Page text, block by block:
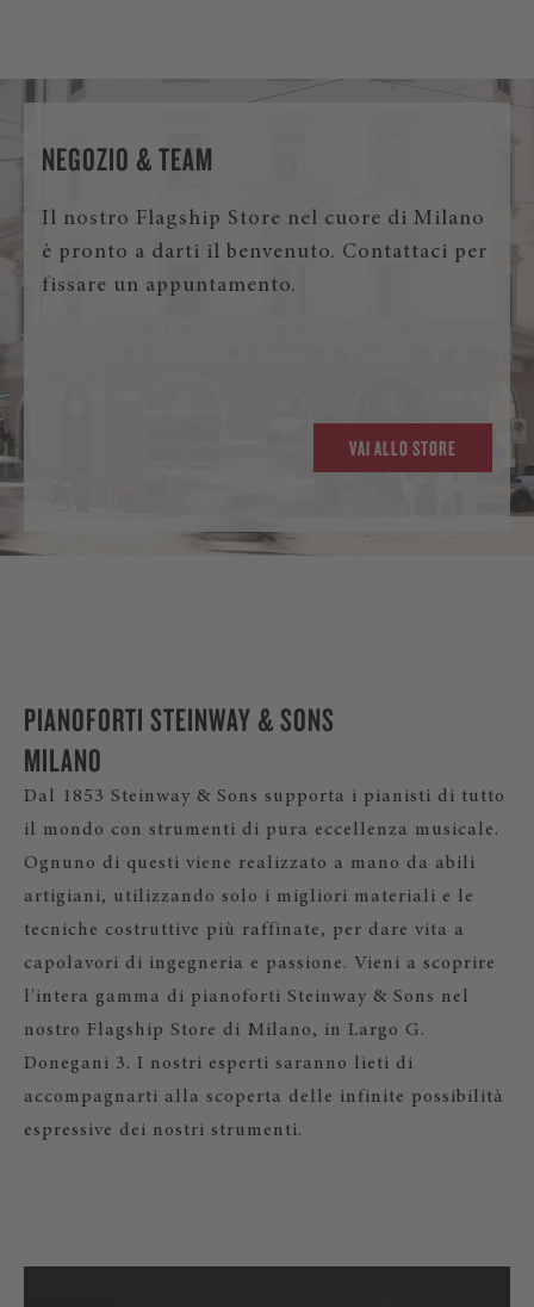
NEGOZIO & TEAM
Il nostro Flagship Store nel cuore di Milano
è pronto a darti il benvenuto. Contattaci per
fissare un appuntamento.
VAI ALLO STORE
PIANOFORTI STEINWAY & SONS
MILANO
Dal 1853 Steinway & Sons supporta i pianisti di tutto
il mondo con strumenti di pura eccellenza musicale.
Ognuno di questi viene realizzato a mano da abili
artigiani, utilizzando solo i migliori materiali e le
tecniche costruttive più raffinate, per dare vita a
capolavori di ingegneria e passione. Vieni a scoprire
l'intera gamma di pianoforti Steinway & Sons nel
nostro Flagship Store di Milano, in Largo G.
Donegani 3. I nostri esperti saranno lieti di
accompagnarti alla scoperta delle infinite possibilità
espressive dei nostri strumenti.